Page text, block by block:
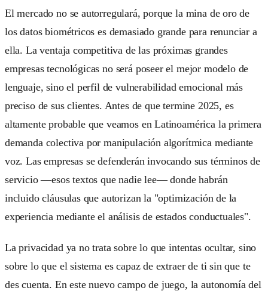
El mercado no se autorregulará, porque la mina de oro de
los datos biométricos es demasiado grande para renunciar a
ella. La ventaja competitiva de las próximas grandes
empresas tecnológicas no será poseer el mejor modelo de
lenguaje, sino el perfil de vulnerabilidad emocional más
preciso de sus clientes. Antes de que termine 2025, es
altamente probable que veamos en Latinoamérica la primera
demanda colectiva por manipulación algorítmica mediante
voz. Las empresas se defenderán invocando sus términos de
servicio —esos textos que nadie lee— donde habrán
incluido cláusulas que autorizan la "optimización de la
experiencia mediante el análisis de estados conductuales".
La privacidad ya no trata sobre lo que intentas ocultar, sino
sobre lo que el sistema es capaz de extraer de ti sin que te
des cuenta. En este nuevo campo de juego, la autonomía del